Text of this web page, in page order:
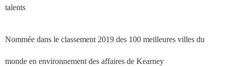
talents
Nommée dans le classement 2019 des 100 meilleures villes du
monde en environnement des affaires de Kearney